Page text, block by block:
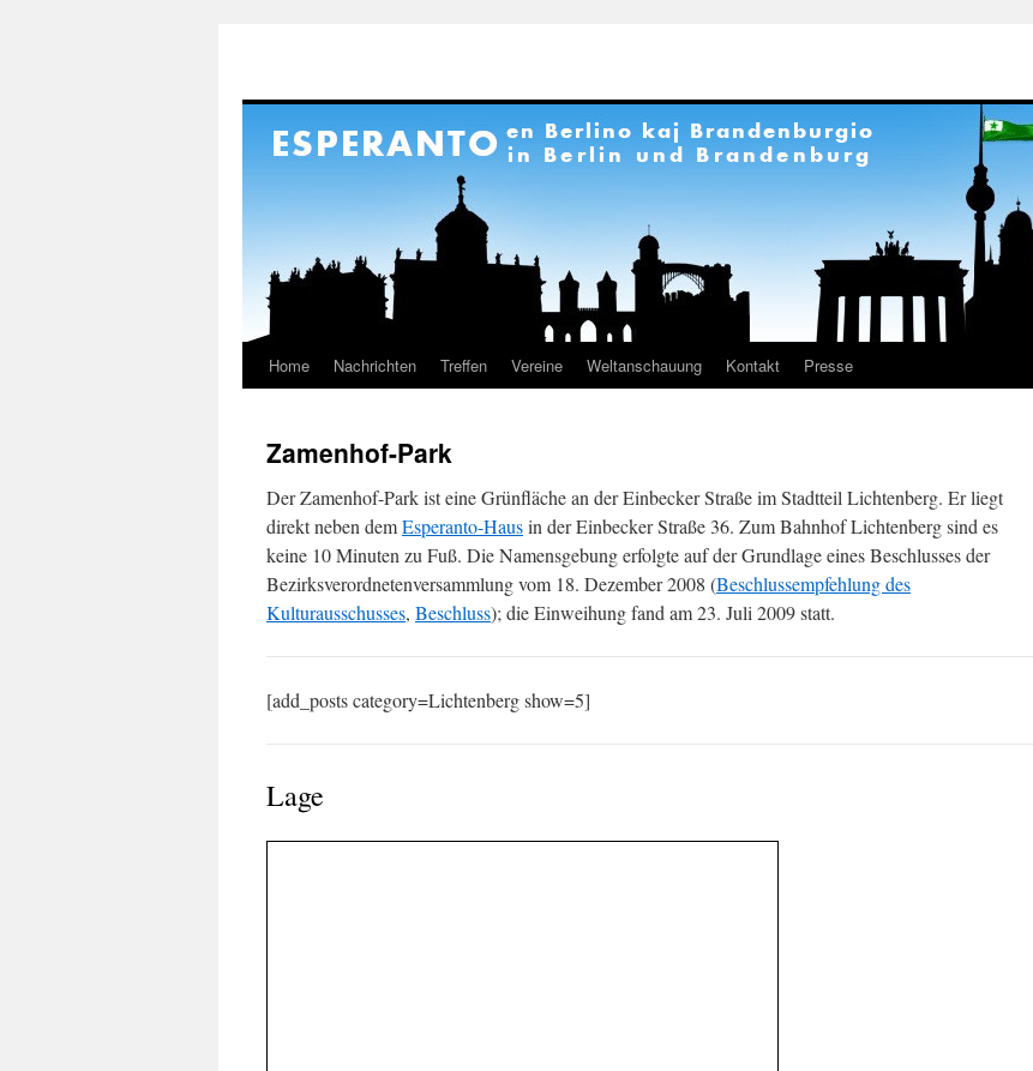
Springe
Inhalt
Home Nachrichten Treffen Vereine Weltanschauung Kontakt Presse
Zamenhof-Park
Der Zamenhof-Park ist eine Grünfläche an der Einbecker Straße im Stadtteil Lichtenberg. Er liegt
direkt neben demEsperanto-Hausin der Einbecker Straße 36. Zum Bahnhof Lichtenberg sind es
keine 10 Minuten zu Fuß. Die Namensgebung erfolgte auf der Grundlage einesBeschlusses der
Bezirksverordnetenversammlung vom 18. Dezember 2008 (Beschlussempfehlung des
Kulturausschusses, Beschluss); die Einweihung fand am 23. Juli 2009 statt.
[add_posts category=Lichtenberg show=5]
Lage